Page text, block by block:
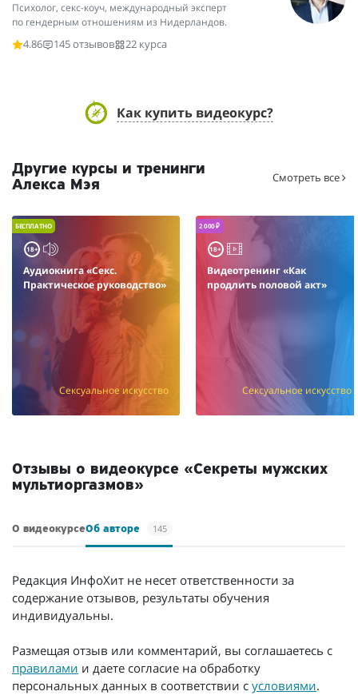
Психолог, секс-коуч, международный эксперт
по гендерным отношениям из Нидерландов.
4.86
145 отзывов 22 курса
Как купить видеокурс?
Другие курсы и тренинги
Алекса Мэя
Смотреть все
БЕСПЛАТНО
Аудиокнига «Секс.
Практическое руководство»
18+
Сексуальное искусство
2 000 ₽
Видеотренинг «Как
продлить половой акт»
18+
Сексуальное искусство
Отзывы о видеокурсе «Секреты мужских
мультиоргазмов»
О видеокурсеОб авторе 145
Редакция ИнфоХит не несет ответственности за
содержание отзывов, результаты обучения
индивидуальны.
Размещая отзыв или комментарий, вы соглашаетесь с
правилами и даете согласие на обработку
персональных данных в соответствии с условиями.